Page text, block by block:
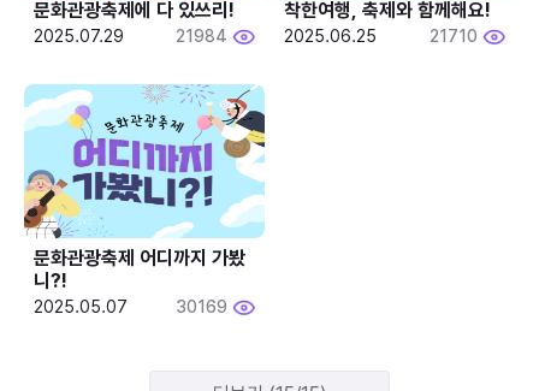
문화관광축제에 다 있쓰리!
2025.07.29 21984
착한여행, 축제와 함께해요!
2025.06.25 21710
문화관광축제 어디까지 가봤
니?!
2025.05.07 30169